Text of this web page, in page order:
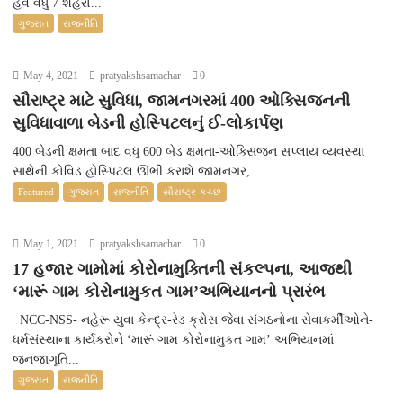
હવે વધુ 7 શહેરો...
ગુજરાત રાજનીતિ
May 4, 2021 pratyakshsamachar 0
સૌરાષ્ટ્ર માટે સુવિધા, જામનગરમાં 400 ઓક્સિજનની
સુવિધાવાળા બેડની હોસ્પિટલનું ઈ-લોકાર્પણ
400 બેડની ક્ષમતા બાદ વધુ 600 બેડ ક્ષમતા-ઓક્સિજન સપ્લાય વ્યવસ્થા
સાથેની કોવિડ હોસ્પિટલ ઊભી કરાશે જામનગર,...
Featured ગુજરાત રાજનીતિ સૌરાષ્ટ્ર-કચ્છ
May 1, 2021 pratyakshsamachar 0
17 હજાર ગામોમાં કોરોનામુક્તિની સંકલ્પના, આજથી
‘મારૂં ગામ કોરોનામુકત ગામ’અભિયાનનો પ્રારંભ
NCC-NSS- નહેરૂ યુવા કેન્દ્ર-રેડ ક્રોસ જેવા સંગઠનોના સેવાકર્મીઓને-
ધર્મસંસ્થાના કાર્યકરોને ‘મારૂં ગામ કોરોનામુકત ગામ’ અભિયાનમાં
જનજાગૃતિ...
ગુજરાત રાજનીતિ